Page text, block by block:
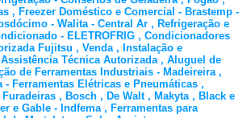
, Freezer Doméstico e Comercial - Brastemp -
- Walita - Central Ar , Refrigeração e
- ELETROFRIG , Condicionadores
Fujitsu , Venda , Instalação e
Assistência Técnica Autorizada , Aluguel de
de Ferramentas Industriais - Madeireira ,
- Ferramentas Elétricas e Pneumáticas ,
, Bosch , De Walt , Makyta , Black e
e Gable - Indfema , Ferramentas para